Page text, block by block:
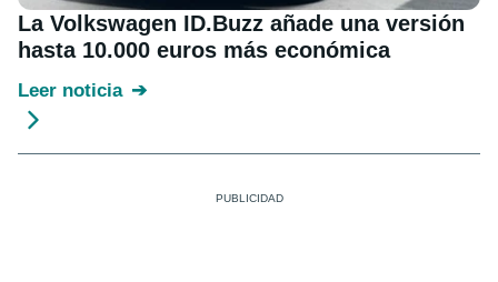
La Volkswagen ID.Buzz añade una versión
hasta 10.000 euros más económica
Leer noticia